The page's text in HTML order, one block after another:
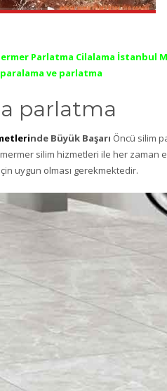
Parlatma Cilalama İstanbul
ve parlatma
parlatma
nde Büyük Başarı Öncü silim
silim hizmetleri ile her zaman
uygun olması gerekmektedir.